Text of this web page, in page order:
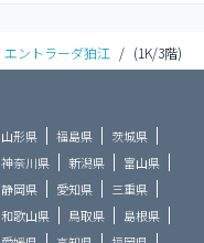
エントラーダ狛江 / (1K/3階)
山形県 福島県
茨城県
神奈川県 新潟県
富山県
静岡県 愛知県
三重県
和歌山県 鳥取県
島根県